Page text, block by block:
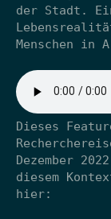
der Stadt.
Menschen in
Dieses
Dezember
diesem
hier: